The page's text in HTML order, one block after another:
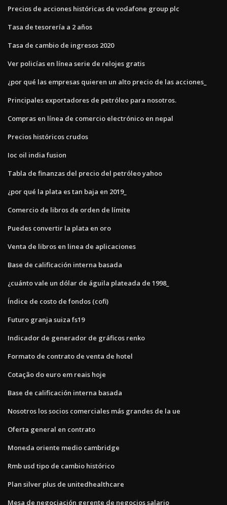
Precios de acciones históricas de vodafone group plc
Tasa de tesorería a 2 años
Tasa de cambio de ingresos 2020
Ver policías en línea serie de relojes gratis
¿por qué las empresas quieren un alto precio de las acciones_
Principales exportadores de petróleo para nosotros.
Compras en línea de comercio electrónico en nepal
Precios históricos crudos
Ioc oil india fusion
Tabla de finanzas del precio del petróleo yahoo
¿por qué la plata es tan baja en 2019_
Comercio de libros de orden de límite
Puedes convertir la plata en oro
Venta de libros en linea de aplicaciones
Base de calificación interna basada
¿cuánto vale un dólar de águila plateada de 1998_
Índice de costo de fondos (cofi)
Futuro granja suiza fs19
Indicador de generador de gráficos renko
Formato de contrato de venta de hotel
Cotação do euro em reais hoje
Base de calificación interna basada
Nosotros los socios comerciales más grandes de la ue
Oferta general en contrato
Moneda oriente medio cambridge
Rmb usd tipo de cambio histórico
Plan silver plus de unitedhealthcare
Mesa de negociación gerente de negocios salario